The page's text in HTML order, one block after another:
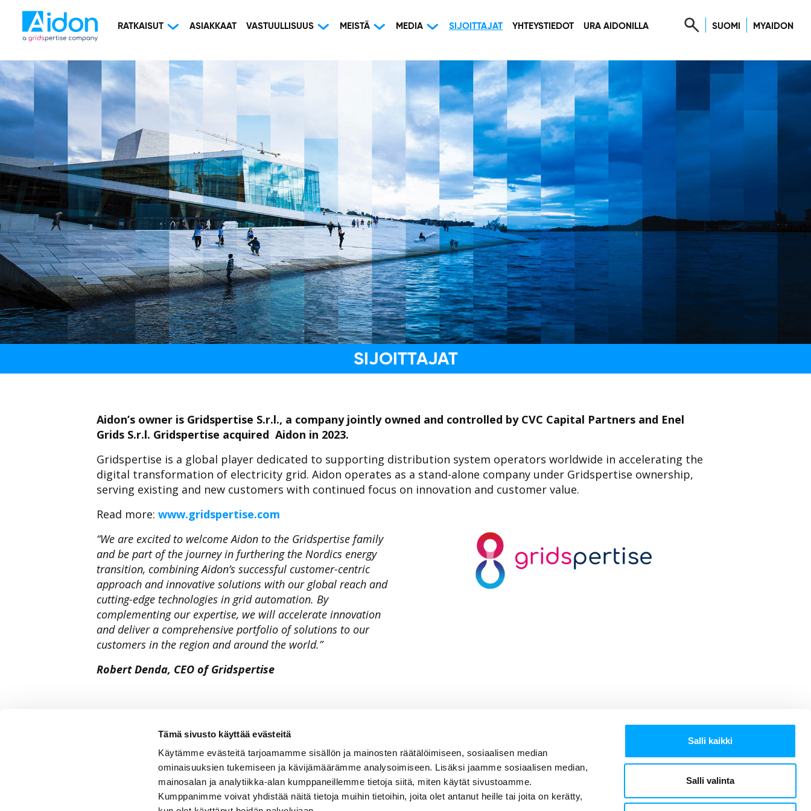
Tämä sivusto käyttää evästeitä
Käytämme evästeitä tarjoamamme sisällön ja mainosten räätälöimiseen, sosiaalisen median
ominaisuuksien tukemiseen ja kävijämäärämme analysoimiseen. Lisäksi jaamme sosiaalisen median,
mainosalan ja analytiikka-alan kumppaneillemme tietoja siitä, miten käytät sivustoamme.
Kumppanimme voivat yhdistää näitä tietoja muihin tietoihin, joita olet antanut heille tai joita on kerätty,
Salli kaikki
Salli valinta
RATKAISUT ASIAKKAAT VASTUULLISUUS MEISTÄ MEDIA SIJOITTAJAT YHTEYSTIEDOT URA AIDONILLA SUOMI MYAIDON
SIJOITTAJAT
Aidon’s owner is Gridspertise S.r.l., a company jointly owned and controlled by CVC Capital Partners and Enel
Grids S.r.l. Gridspertise acquired Aidon in 2023.
Gridspertise is a global player dedicated to supporting distribution system operators worldwide in accelerating the
digital transformation of electricity grid. Aidon operates as a stand-alone company under Gridspertise ownership,
serving existing and new customers with continued focus on innovation and customer value.
Read more: www.gridspertise.com
“We are excited to welcome Aidon to the Gridspertise family
and be part of the journey in furthering the Nordics energy
transition, combining Aidon’s successful customer-centric
approach and innovative solutions with our global reach and
cutting-edge technologies in grid automation. By
complementing our expertise, we will accelerate innovation
and deliver a comprehensive portfolio of solutions to our
customers in the region and around the world.”
Robert Denda, CEO of Gridspertise